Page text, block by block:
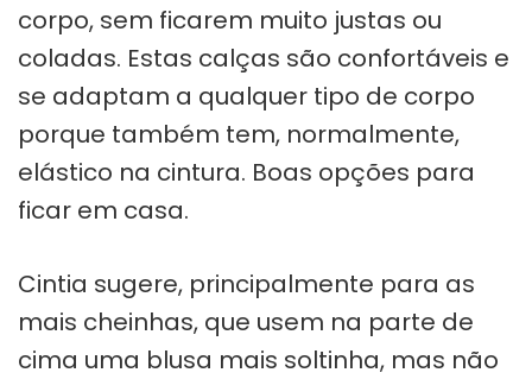
corpo, sem ficarem muito justas ou
coladas. Estas calças são confortáveis e
se adaptam a qualquer tipo de corpo
porque também tem, normalmente,
elástico na cintura. Boas opções para
ficar em casa.
Cintia sugere, principalmente para as
mais cheinhas, que usem na parte de
cima uma blusa mais soltinha, mas não